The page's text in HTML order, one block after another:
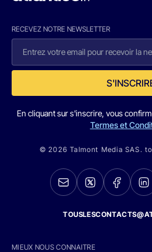
RECEVEZ NOTRE NEWSLETTER
En cliquant sur s'inscrire, vous
Termes et
© 2026 Talmont Media SAS.
MIEUX NOUS CONNAITRE